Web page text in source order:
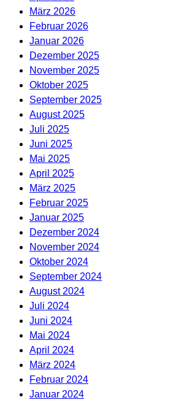
März 2026
Februar 2026
Januar 2026
Dezember 2025
November 2025
Oktober 2025
September 2025
August 2025
Juli 2025
Juni 2025
Mai 2025
April 2025
März 2025
Februar 2025
Januar 2025
Dezember 2024
November 2024
Oktober 2024
September 2024
August 2024
Juli 2024
Juni 2024
Mai 2024
April 2024
März 2024
Februar 2024
Januar 2024